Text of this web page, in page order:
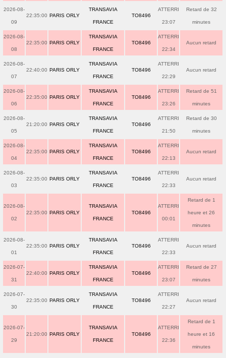
2026-08-
09
22:35:00 PARIS ORLY
TRANSAVIA
FRANCE
TO8496
ATTERRI
23:07
Retard de 32
minutes
2026-08-
08
22:35:00 PARIS ORLY
TRANSAVIA
FRANCE
TO8496
ATTERRI
22:34
Aucun retard
2026-08-
07
22:40:00 PARIS ORLY
TRANSAVIA
FRANCE
TO8496
ATTERRI
22:29
Aucun retard
2026-08-
06
22:35:00 PARIS ORLY
TRANSAVIA
FRANCE
TO8496
ATTERRI
23:26
Retard de 51
minutes
2026-08-
05
21:20:00 PARIS ORLY
TRANSAVIA
FRANCE
TO8496
ATTERRI
21:50
Retard de 30
minutes
2026-08-
04
22:35:00 PARIS ORLY
TRANSAVIA
FRANCE
TO8496
ATTERRI
22:13
Aucun retard
2026-08-
03
22:35:00 PARIS ORLY
TRANSAVIA
FRANCE
TO8496
ATTERRI
22:33
Aucun retard
2026-08-
02
22:35:00 PARIS ORLY
TRANSAVIA
FRANCE
TO8496
ATTERRI
00:01
Retard de 1
heure et 26
minutes
2026-08-
01
22:35:00 PARIS ORLY
TRANSAVIA
FRANCE
TO8496
ATTERRI
22:33
Aucun retard
2026-07-
31
22:40:00 PARIS ORLY
TRANSAVIA
FRANCE
TO8496
ATTERRI
23:07
Retard de 27
minutes
2026-07-
30
22:35:00 PARIS ORLY
TRANSAVIA
FRANCE
TO8496
ATTERRI
22:27
Aucun retard
2026-07-
29
21:20:00 PARIS ORLY
TRANSAVIA
FRANCE
TO8496
ATTERRI
22:36
Retard de 1
heure et 16
minutes